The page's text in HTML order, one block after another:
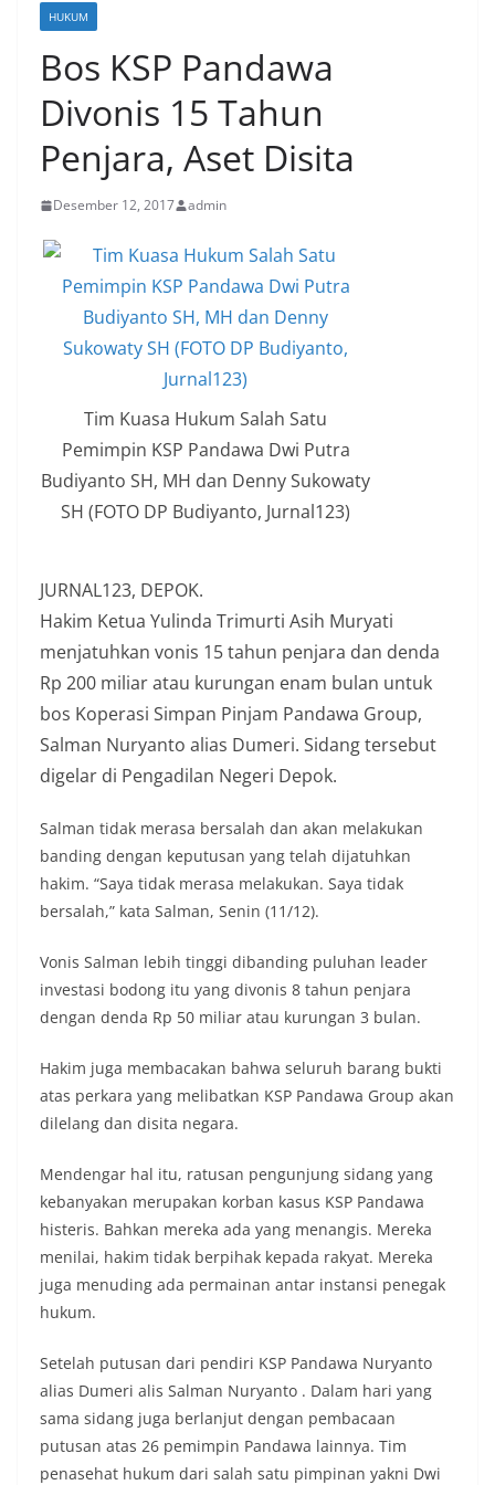
HUKUM
Bos KSP Pandawa
Divonis 15 Tahun
Penjara, Aset Disita
Desember 12, 2017 admin
Tim Kuasa Hukum Salah Satu
Pemimpin KSP Pandawa Dwi Putra
Budiyanto SH, MH dan Denny Sukowaty
SH (FOTO DP Budiyanto, Jurnal123)
JURNAL123, DEPOK.
Hakim Ketua Yulinda Trimurti Asih Muryati
menjatuhkan vonis 15 tahun penjara dan denda
Rp 200 miliar atau kurungan enam bulan untuk
bos Koperasi Simpan Pinjam Pandawa Group,
Salman Nuryanto alias Dumeri. Sidang tersebut
digelar di Pengadilan Negeri Depok.
Salman tidak merasa bersalah dan akan melakukan
banding dengan keputusan yang telah dijatuhkan
hakim. “Saya tidak merasa melakukan. Saya tidak
bersalah,” kata Salman, Senin (11/12).
Vonis Salman lebih tinggi dibanding puluhan leader
investasi bodong itu yang divonis 8 tahun penjara
dengan denda Rp 50 miliar atau kurungan 3 bulan.
Hakim juga membacakan bahwa seluruh barang bukti
atas perkara yang melibatkan KSP Pandawa Group akan
dilelang dan disita negara.
Mendengar hal itu, ratusan pengunjung sidang yang
kebanyakan merupakan korban kasus KSP Pandawa
histeris. Bahkan mereka ada yang menangis. Mereka
menilai, hakim tidak berpihak kepada rakyat. Mereka
juga menuding ada permainan antar instansi penegak
hukum.
Setelah putusan dari pendiri KSP Pandawa Nuryanto
alias Dumeri alis Salman Nuryanto . Dalam hari yang
sama sidang juga berlanjut dengan pembacaan
putusan atas 26 pemimpin Pandawa lainnya. Tim
penasehat hukum dari salah satu pimpinan yakni Dwi